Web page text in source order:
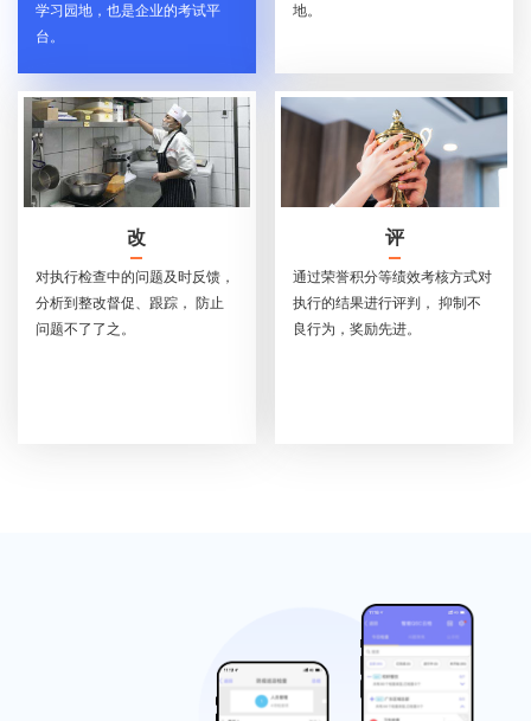
学习园地，也是企业的考试平
台。
地。
改
对执行检查中的问题及时反馈，
分析到整改督促、跟踪， 防止
问题不了了之。
评
通过荣誉积分等绩效考核方式对
执行的结果进行评判， 抑制不
良行为，奖励先进。